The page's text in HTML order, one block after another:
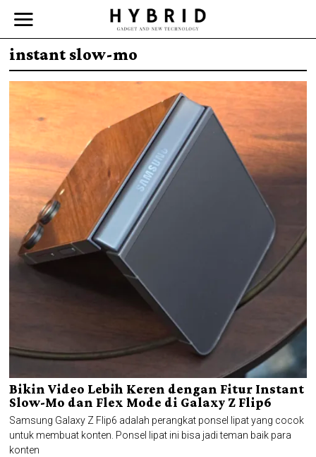
instant slow-mo
Bikin Video Lebih Keren dengan Fitur Instant
Slow-Mo dan Flex Mode di Galaxy Z Flip6
Samsung Galaxy Z Flip6 adalah perangkat ponsel lipat yang cocok
untuk membuat konten. Ponsel lipat ini bisa jadi teman baik para
konten